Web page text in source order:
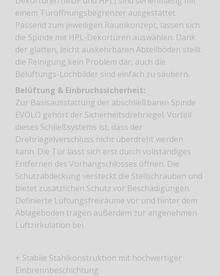
einem Türöffnungsbegrenzer ausgestattet.
Passend zum jeweiligen Raumkonzept, lassen sich
die Spinde mit HPL-Dekortüren auswählen. Dank
der glatten, leicht auskehrbaren Abteilböden stellt
die Reinigung kein Problem dar, auch die
Belüftungs-Lochbilder sind einfach zu säubern.
Belüftung & Einbruchssicherheit:
Zur Basisausstattung der abschließbaren Spinde
EVOLO gehört der Sicherheitsdrehriegel. Vorteil
dieses Schließsystems ist, dass der
Drehriegelverschluss nicht überdreht werden
kann. Die Tür lässt sich erst durch vollständiges
Entfernen des Vorhangschlosses öffnen. Die
Schutzabdeckung versteckt die Stellschrauben und
bietet zusätzlichen Schutz vor Beschädigungen.
Definierte Lüftungsfreiräume vor und hinter dem
Ablageboden tragen außerdem zur angenehmen
Luftzirkulation bei.
+ Stabile Stahlkonstruktion mit hochwertiger
Einbrennbeschichtung